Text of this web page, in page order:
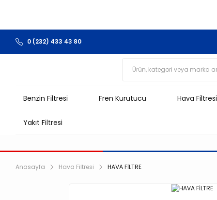
0 (232) 433 43 80
Benzin Filtresi Fren Kurutucu Hava Filtresi
Yakıt Filtresi
Anasayfa Hava Filtresi HAVA FİLTRE